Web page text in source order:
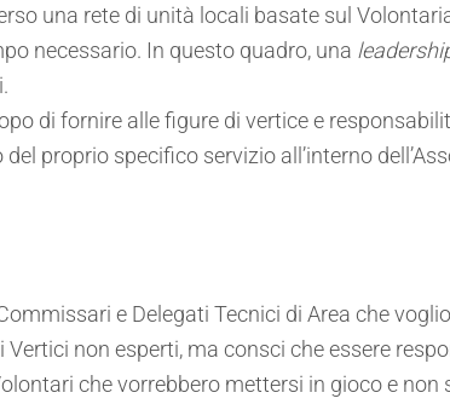
una rete di unità locali basate sul
necessario. In questo quadro, una
di fornire alle figure di vertice e
proprio specifico servizio all’interno
e Delegati Tecnici di Area che
non esperti, ma consci che essere
che vorrebbero mettersi in gioco e